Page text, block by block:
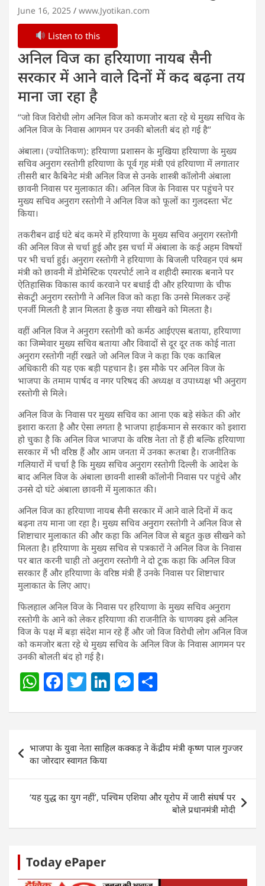
June 16, 2025 www.Jyotikan.com
Listen to this
अनिल विज का हरियाणा नायब सैनी
सरकार में आने वाले दिनों में कद बढ़ना तय
माना जा रहा है
‘‘जो विज विरोधी लोग अनिल विज को कमजोर बता रहे थे मुख्य सचिव के
अनिल विज के निवास आगमन पर उनकी बोलती बंद हो गई है’’
अंबाला। (ज्योतिकण): हरियाणा प्रशासन के मुखिया हरियाणा के मुख्य
सचिव अनुराग रस्तोगी हरियाणा के पूर्व गृह मंत्री एवं हरियाणा में लगातार
तीसरी बार कैबिनेट मंत्री अनिल विज से उनके शास्त्री कॉलोनी अंबाला
छावनी निवास पर मुलाकात की। अनिल विज के निवास पर पहुंचने पर
मुख्य सचिव अनुराग रस्तोगी ने अनिल विज को फूलों का गुलदस्ता भेंट
किया।
तकरीबन ढाई घंटे बंद कमरे में हरियाणा के मुख्य सचिव अनुराग रस्तोगी
की अनिल विज से चर्चा हुई और इस चर्चा में अंबाला के कई अहम विषयों
पर भी चर्चा हुई। अनुराग रस्तोगी ने हरियाणा के बिजली परिवहन एवं श्रम
मंत्री को छावनी में डोमेस्टिक एयरपोर्ट लाने व शहीदी स्मारक बनाने पर
ऐतिहासिक विकास कार्य करवाने पर बधाई दी और हरियाणा के चीफ
सेकट्री अनुराग रस्तोगी ने अनिल विज को कहा कि उनसे मिलकर उन्हें
एनर्जी मिलती है ज्ञान मिलता है कुछ नया सीखने को मिलता है।
वहीं अनिल विज ने अनुराग रस्तोगी को कर्मठ आईएएस बताया, हरियाणा
का जिम्मेवार मुख्य सचिव बताया और विवादों से दूर दूर तक कोई नाता
अनुराग रस्तोगी नहीं रखते जो अनिल विज ने कहा कि एक काबिल
अधिकारी की यह एक बड़ी पहचान है। इस मौके पर अनिल विज के
भाजपा के तमाम पार्षद व नगर परिषद की अध्यक्ष व उपाध्यक्ष भी अनुराग
रस्तोगी से मिले।
अनिल विज के निवास पर मुख्य सचिव का आना एक बड़े संकेत की ओर
इशारा करता है और ऐसा लगता है भाजपा हाईकमान से सरकार को इशारा
हो चुका है कि अनिल विज भाजपा के वरिष्ठ नेता तो हैं ही बल्कि हरियाणा
सरकार में भी वरिष्ठ हैं और आम जनता में उनका रूतबा है। राजनीतिक
गलियारों में चर्चा है कि मुख्य सचिव अनुराग रस्तोगी दिल्ली के आदेश के
बाद अनिल विज के अंबाला छावनी शास्त्री कॉलोनी निवास पर पहुंचे और
उनसे दो घंटे अंबाला छावनी में मुलाकात की।
अनिल विज का हरियाणा नायब सैनी सरकार में आने वाले दिनों में कद
बढ़ना तय माना जा रहा है। मुख्य सचिव अनुराग रस्तोगी ने अनिल विज से
शिष्टाचार मुलाकात की और कहा कि अनिल विज से बहुत कुछ सीखने को
मिलता है। हरियाणा के मुख्य सचिव से पत्रकारों ने अनिल विज के निवास
पर बात करनी चाही तो अनुराग रस्तोगी ने दो टूक कहा कि अनिल विज
सरकार हैं और हरियाणा के वरिष्ठ मंत्री हैं उनके निवास पर शिष्टाचार
मुलाकात के लिए आए।
फिलहाल अनिल विज के निवास पर हरियाणा के मुख्य सचिव अनुराग
रस्तोगी के आने को लेकर हरियाणा की राजनीति के चाणक्य इसे अनिल
विज के पक्ष में बड़ा संदेश मान रहे हैं और जो विज विरोधी लोग अनिल विज
को कमजोर बता रहे थे मुख्य सचिव के अनिल विज के निवास आगमन पर
उनकी बोलती बंद हो गई है।
W
at
s
A
p
p
F
c
e
b
o
o
T
itt
er
Li
k
e
dI
n
M
ss
e
n
g
er
ar
e
navigation
भाजपा के युवा नेता साहिल कक्कड़ ने केंद्रीय मंत्री कृष्ण पाल गुज्जर
का जोरदार स्वागत किया
‘यह युद्ध का युग नहीं’, पश्चिम एशिया और यूरोप में जारी संघर्ष पर
बोले प्रधानमंत्री मोदी
Today ePaper